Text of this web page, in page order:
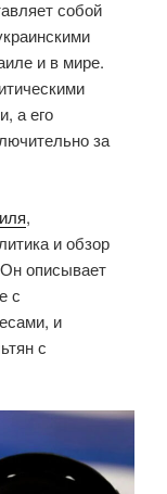
собой
и в мире.
а его
за
,
и обзор
описывает
с
и
с